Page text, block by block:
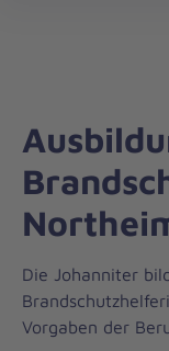
Die Johanniter
Vorgaben der